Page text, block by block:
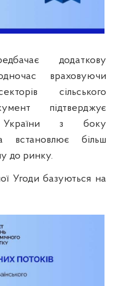
додаткову
враховуючи
сільського
підтверджує
України з боку
встановлює більш
до ринку.
Угоди базуються на